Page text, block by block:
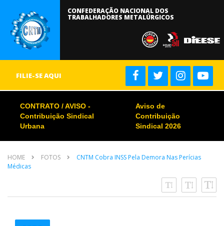
CONFEDERAÇÃO NACIONAL DOS
TRABALHADORES METALÚRGICOS
FILIE-SE AQUI
CONTRATO / AVISO -
Contribuição Sindical
Urbana
Aviso de
Contribuição
Sindical 2026
HOME FOTOS
CNTM Cobra INSS Pela Demora Nas Perícias
Médicas